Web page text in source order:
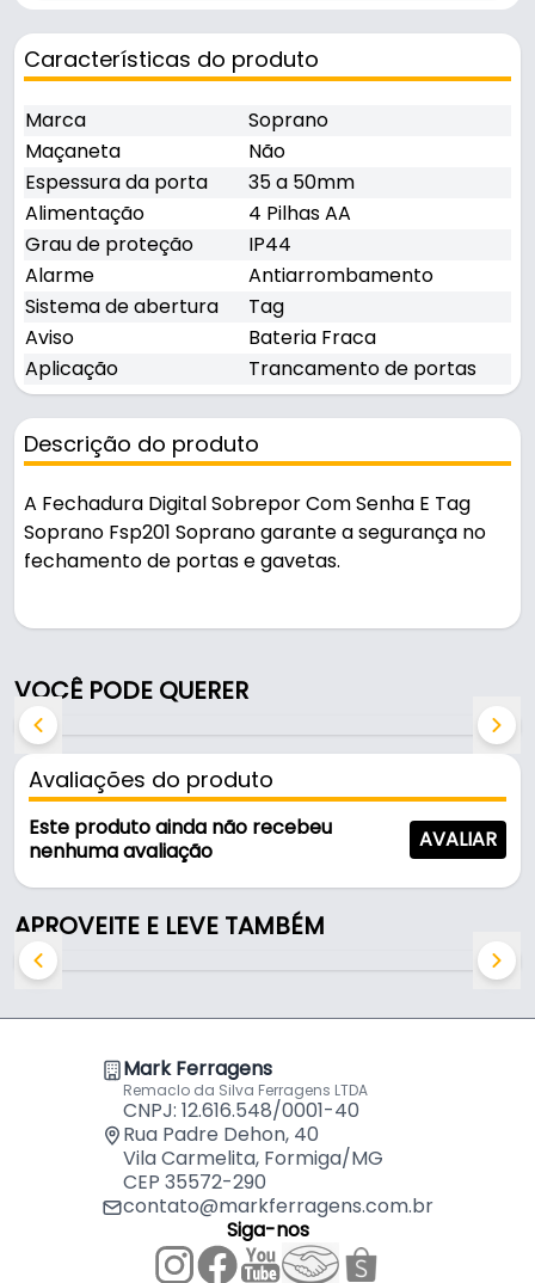
Características do produto
Marca
Soprano
Maçaneta
Não
Espessura da porta
35 a 50mm
Alimentação
4 Pilhas AA
Grau de proteção
IP44
Alarme
Antiarrombamento
Sistema de abertura
Tag
Aviso
Bateria Fraca
Aplicação
Trancamento de portas
Descrição do produto
A Fechadura Digital Sobrepor Com Senha E Tag
Soprano Fsp201 Soprano garante a segurança no
fechamento de portas e gavetas.
Características:
- Marca: Soprano
- Maçaneta: Não
- Espessura da porta: 35 a 50mm
- Alimentação: 4 Pilhas AA
- Grau de proteção: IP44
- Alarme: Antiarrombamento
- Aplicação: Trancamento de portas
- Trancamento de portas
VOCÊ PODE QUERER
Avaliações do produto
Este produto ainda não recebeu
nenhuma avaliação
AVALIAR
APROVEITE E LEVE TAMBÉM
Mark Ferragens
Remaclo da Silva Ferragens LTDA
CNPJ: 12.616.548/0001-40
Rua Padre Dehon, 40
Vila Carmelita, Formiga/MG
CEP 35572-290
contato@markferragens.com.br
Siga-nos